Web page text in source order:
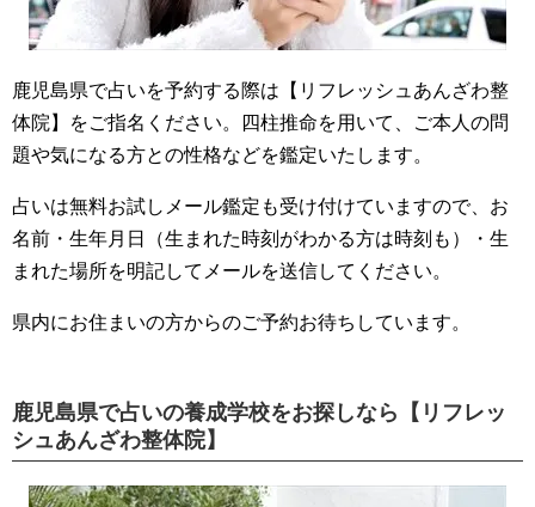
鹿児島県で占いを予約する際は【リフレッシュあんざわ整
体院】をご指名ください。四柱推命を用いて、ご本人の問
題や気になる方との性格などを鑑定いたします。
占いは無料お試しメール鑑定も受け付けていますので、お
名前・生年月日（生まれた時刻がわかる方は時刻も）・生
まれた場所を明記してメールを送信してください。
県内にお住まいの方からのご予約お待ちしています。
鹿児島県で占いの養成学校をお探しなら【リフレッ
シュあんざわ整体院】